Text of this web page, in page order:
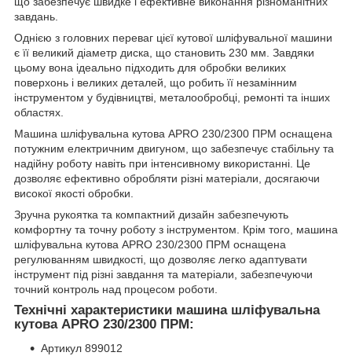
завдань.
Однією з головних переваг цієї кутової шліфувальної машини
є її великий діаметр диска, що становить 230 мм. Завдяки
цьому вона ідеально підходить для обробки великих
поверхонь і великих деталей, що робить її незамінним
інструментом у будівництві, металообробці, ремонті та інших
областях.
Машина шліфувальна кутова APRO 230/2300 ПРМ оснащена
потужним електричним двигуном, що забезпечує стабільну та
надійну роботу навіть при інтенсивному використанні. Це
дозволяє ефективно обробляти різні матеріали, досягаючи
високої якості обробки.
Зручна рукоятка та компактний дизайн забезпечують
комфортну та точну роботу з інструментом. Крім того, машина
шліфувальна кутова APRO 230/2300 ПРМ оснащена
регулюванням швидкості, що дозволяє легко адаптувати
інструмент під різні завдання та матеріали, забезпечуючи
точний контроль над процесом роботи.
Технічні характеристики машина шліфувальна
кутова APRO 230/2300 ПРМ:
Артикул 899012